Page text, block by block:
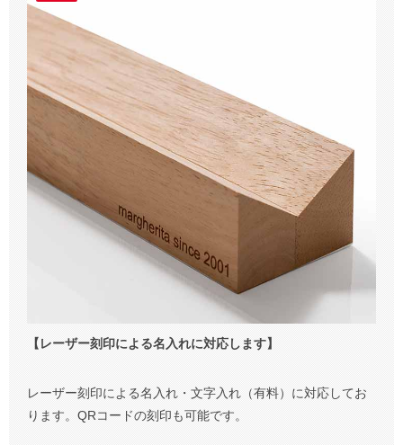
【レーザー刻印による名入れに対応します】
レーザー刻印による名入れ・文字入れ（有料）に対応してお
ります。QRコードの刻印も可能です。